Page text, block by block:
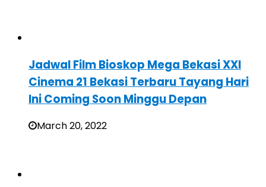
Jadwal Film Bioskop Mega Bekasi XXI
Cinema 21 Bekasi Terbaru Tayang Hari
Ini Coming Soon Minggu Depan
March 20, 2022